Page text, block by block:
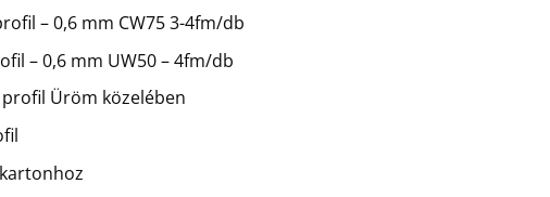
– 0,6 mm CW75 3-4fm/db
– 0,6 mm UW50 – 4fm/db
Üröm közelében